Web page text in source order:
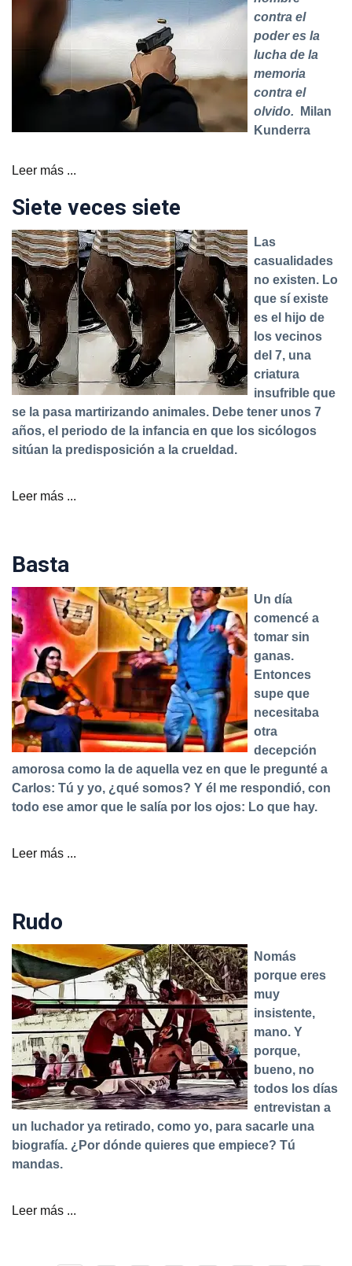
contra el
poder es la
lucha de la
memoria
contra el
olvido.
Milan
Kunderra
Leer más ...
Siete veces siete
Las
casualidades
no existen. Lo
que sí existe
es el hijo de
los vecinos
del 7, una
criatura
insufrible que
se la pasa martirizando animales. Debe tener unos 7
años, el periodo de la infancia en que los sicólogos
sitúan la predisposición a la crueldad.
Leer más ...
Basta
Un día
comencé a
tomar sin
ganas.
Entonces
supe que
necesitaba
otra
decepción
amorosa como la de aquella vez en que le pregunté a
Carlos: Tú y yo, ¿qué somos? Y él me respondió, con
todo ese amor que le salía por los ojos: Lo que hay.
Leer más ...
Rudo
Nomás
porque eres
muy
insistente,
mano. Y
porque,
bueno, no
todos los días
entrevistan a
un luchador ya retirado, como yo, para sacarle una
biografía. ¿Por dónde quieres que empiece? Tú
mandas.
Leer más ...